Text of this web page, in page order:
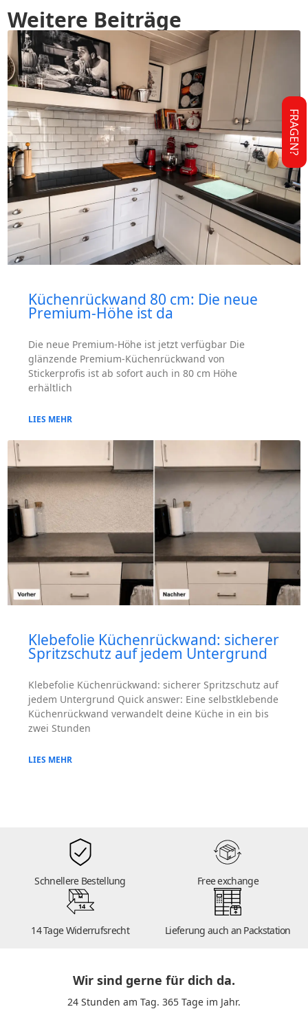
Weitere Beiträge
Küchenrückwand 80 cm: Die neue
Premium-Höhe ist da
Die neue Premium-Höhe ist jetzt verfügbar Die
glänzende Premium-Küchenrückwand von
Stickerprofis ist ab sofort auch in 80 cm Höhe
erhältlich
LIES MEHR
Klebefolie Küchenrückwand: sicherer
Spritzschutz auf jedem Untergrund
Klebefolie Küchenrückwand: sicherer Spritzschutz auf
jedem Untergrund Quick answer: Eine selbstklebende
Küchenrückwand verwandelt deine Küche in ein bis
zwei Stunden
LIES MEHR
Schnellere Bestellung Free exchange
14
14 Tage Widerrufsrecht Lieferung auch an Packstation
Wir sind gerne für dich da.
24 Stunden am Tag. 365 Tage im Jahr.
FRAGEN?